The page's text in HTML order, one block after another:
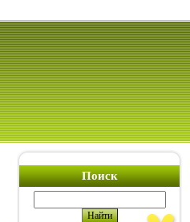
Поиск